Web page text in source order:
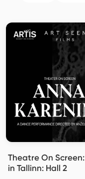
Theatre On
in Tallinn: Hall 2